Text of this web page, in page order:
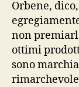
Orbene,
non
ottimi
sono